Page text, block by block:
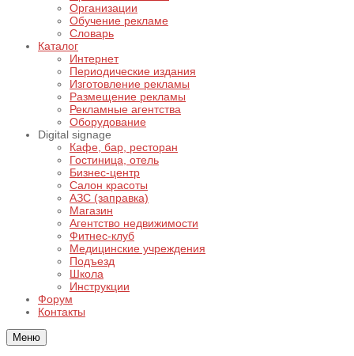
Организации
Обучение рекламе
Словарь
Каталог
Интернет
Периодические издания
Изготовление рекламы
Размещение рекламы
Рекламные агентства
Оборудование
Digital signage
Кафе, бар, ресторан
Гостиница, отель
Бизнес-центр
Салон красоты
АЗС (заправка)
Магазин
Агентство недвижимости
Фитнес-клуб
Медицинские учреждения
Подъезд
Школа
Инструкции
Форум
Контакты
Меню